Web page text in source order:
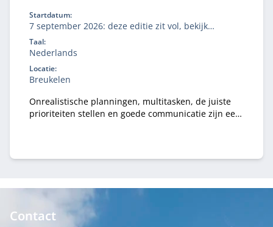
Startdatum:
7 september 2026: deze editie zit vol, bekijk
'aanmelden' voor de wachtlijst.
Taal:
Nederlands
Locatie:
Breukelen
Onrealistische planningen, multitasken, de juiste
prioriteiten stellen en goede communicatie zijn een
Contact